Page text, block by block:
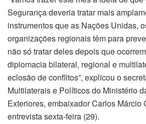
Segurança deveria tratar mais
instrumentos que as Nações Unidas,
organizações regionais têm para
não só tratar deles depois que
diplomacia bilateral, regional e
eclosão de conflitos”, explicou o
Multilaterais e Políticos do Ministério
Exteriores, embaixador Carlos Márcio
entrevista sexta-feira (29).